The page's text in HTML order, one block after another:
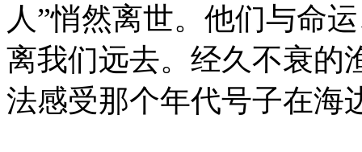
人”悄然离世。他们与命
离我们远去。经久不衰的
法感受那个年代号子在海